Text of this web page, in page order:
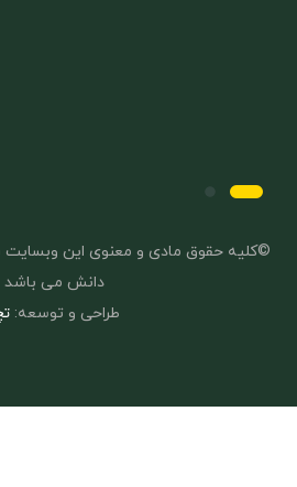
©کلیه حقوق مادی و معنوی این وبسایت
دانش می باشد .
طراحی و توسعه:تچرا